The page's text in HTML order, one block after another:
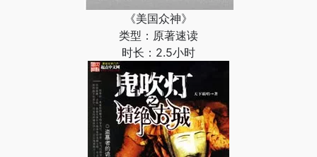
《美国众神》
类型：原著速读
时长：2.5小时